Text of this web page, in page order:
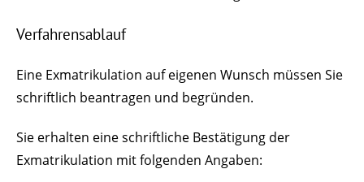
Verfahrensablauf
Eine Exmatrikulation auf eigenen Wunsch müssen Sie
schriftlich beantragen und begründen.
Sie erhalten eine schriftliche Bestätigung der
Exmatrikulation mit folgenden Angaben: